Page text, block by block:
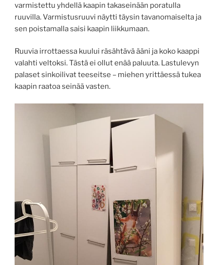
varmistettu yhdellä kaapin takaseinään poratulla
ruuvilla. Varmistusruuvi näytti täysin tavanomaiselta ja
sen poistamalla saisi kaapin liikkumaan.
Ruuvia irrottaessa kuului räsähtävä ääni ja koko kaappi
valahti veltoksi. Tästä ei ollut enää paluuta. Lastulevyn
palaset sinkoilivat teeseitse – miehen yrittäessä tukea
kaapin raatoa seinää vasten.